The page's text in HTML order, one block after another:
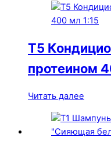
T5
протеином
Читать далее